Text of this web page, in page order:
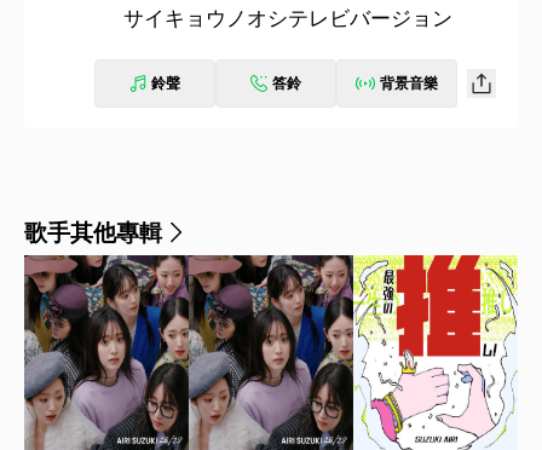
サイキョウノオシテレビバージョン
鈴聲 答鈴 背景音樂
歌手其他專輯